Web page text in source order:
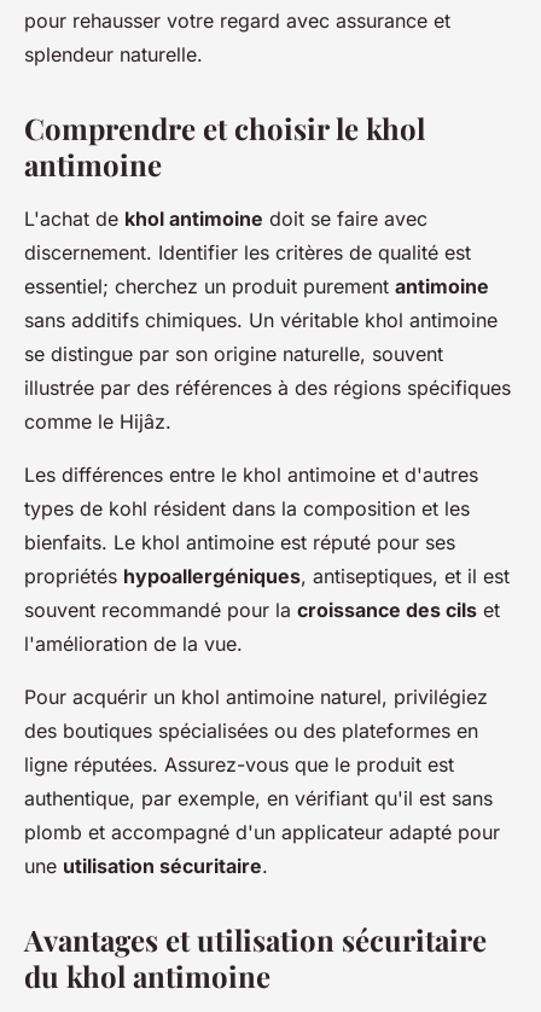
pour rehausser votre regard avec assurance et
splendeur naturelle.
Comprendre et choisir le khol
antimoine
L'achat de khol antimoine doit se faire avec
discernement. Identifier les critères de qualité est
essentiel; cherchez un produit purement antimoine
sans additifs chimiques. Un véritable khol antimoine
se distingue par son origine naturelle, souvent
illustrée par des références à des régions spécifiques
comme le Hijâz.
Les différences entre le khol antimoine et d'autres
types de kohl résident dans la composition et les
bienfaits. Le khol antimoine est réputé pour ses
propriétés hypoallergéniques, antiseptiques, et il est
souvent recommandé pour la croissance des cils et
l'amélioration de la vue.
Pour acquérir un khol antimoine naturel, privilégiez
des boutiques spécialisées ou des plateformes en
ligne réputées. Assurez-vous que le produit est
authentique, par exemple, en vérifiant qu'il est sans
plomb et accompagné d'un applicateur adapté pour
une utilisation sécuritaire.
Avantages et utilisation sécuritaire
du khol antimoine